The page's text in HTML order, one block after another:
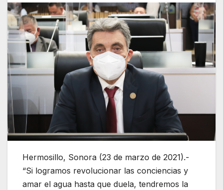
Hermosillo, Sonora (23 de marzo de 2021).-
“Si logramos revolucionar las conciencias y
amar el agua hasta que duela, tendremos la